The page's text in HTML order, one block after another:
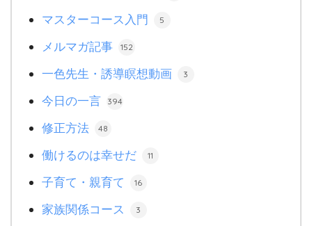
マスターコース入門 5
メルマガ記事 152
一色先生・誘導瞑想動画 3
今日の一言 394
修正方法 48
働けるのは幸せだ 11
子育て・親育て 16
家族関係コース 3